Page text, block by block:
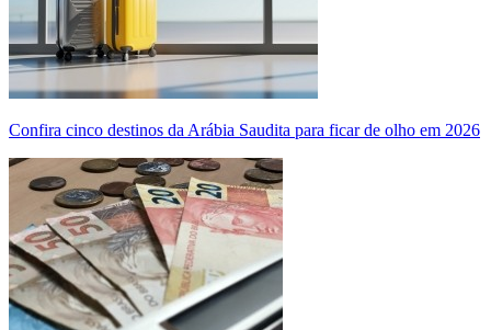
Confira cinco destinos da Arábia Saudita para ficar de olho em 2026